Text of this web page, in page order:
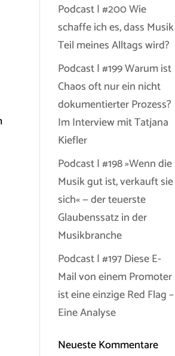
Podcast | #200 Wie
schaffe ich es, dass Musik
Teil meines Alltags wird?
Podcast | #199 Warum ist
Chaos oft nur ein nicht
dokumentierter Prozess?
Im Interview mit Tatjana
Kiefler
Podcast | #198 »Wenn die
Musik gut ist, verkauft sie
sich« — der teuerste
Glaubenssatz in der
Musikbranche
Podcast | #197 Diese E-
Mail von einem Promoter
ist eine einzige Red Flag –
Eine Analyse
Neueste Kommentare